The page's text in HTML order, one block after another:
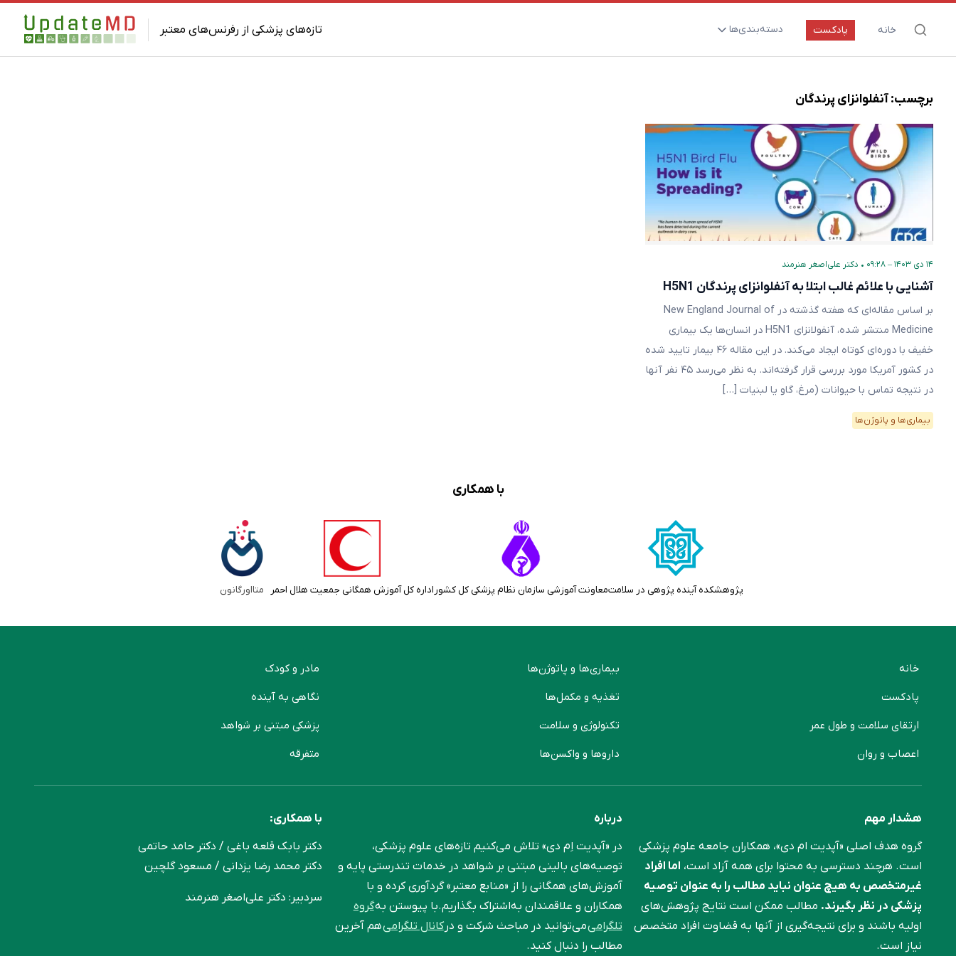
تازه‌های پزشکی از رفرنس‌های معتبر خانه پادکست دسته‌بندی‌ها
ارتقای سلامت و طول عمر
تغذیه و مکمل‌ها
تکنولوژی و سلامت
دارو‌ها و واکسن‌ها
مادر و کودک
پزشکی مبتنی بر شواهد
متفرقه
برچسب:آنفلوانزای پرندگان
۱۴ دی ۱۴۰۳ – ۰۹:۲۸ • دکتر علی‌اصغر هنرمند
آشنایی با علائم غالب ابتلا به آنفلوانزای پرندگان H5N1
بر اساس مقاله‌ای که هفته‌ گذشته در New England Journal of
Medicine منتشر شده، آنفولانزای H5N1 در انسان‌ها یک بیماری
خفیف با دوره‌‌ای کوتاه ایجاد می‌کند. در این مقاله ۴۶ بیمار تایید شده
در کشور آمریکا مورد بررسی قرار گرفته‌اند. به نظر می‌رسد ۴۵ نفر آنها
در نتیجه تماس با حیوانات (مرغ، گاو یا لبنیات […]
بیماری‌ها و پاتوژن‌ها
با همکاری
پژوهشکده آینده پژوهی در سلامتمعاونت آموزشی سازمان نظام پزشکی کل کشور اداره کل آموزش همگانی جمعیت هلال احمر متااورگانون
خانه
پادکست
ارتقای سلامت و طول عمر
اعصاب و روان
بیماری‌ها و پاتوژن‌ها
تغذیه و مکمل‌ها
تکنولوژی و سلامت
دارو‌ها و واکسن‌ها
مادر و کودک
نگاهی به آینده
پزشکی مبتنی بر شواهد
متفرقه
هشدار مهم
گروه هدف اصلی «آپدیت ام دی»، همکاران جامعه علوم ‌پزشکی
است. هرچند دسترسی به محتوا برای همه آزاد است، اما افراد
غیرمتخصص به هیچ عنوان نباید مطالب را به عنوان توصیه
پزشکی در نظر بگیرند. مطالب ممکن است نتایج پژوهش‌های
اولیه باشند و برای نتیجه‌گیری از آنها به قضاوت افراد متخصص
نیاز است.
درباره
در «آپدیت اِم دی» تلاش می‌کنیم تازه‌های علوم پزشکی،
توصیه‌های بالینی مبتنی بر شواهد در خدمات تندرستی پایه و
آموزش‌های همگانی را از «منابع معتبر» گردآوری کرده و با
همکاران و علاقمندان به‌اشتراک بگذاریم.با پیوستن بهگروه
تلگرامیمی‌توانید در مباحث شرکت و درکانال تلگرامیهم آخرین
مطالب را دنبال کنید.
با همکاری:
دکتر بابک قلعه‌ باغی / دکتر حامد حاتمی
دکتر محمد رضا یزدانی / مسعود گلچین
سردبیر: دکتر علی‌اصغر هنرمند